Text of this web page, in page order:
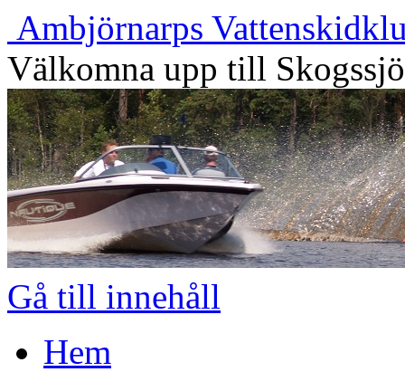
Ambjörnarps
Välkomna upp till
Gå till innehåll
Hem